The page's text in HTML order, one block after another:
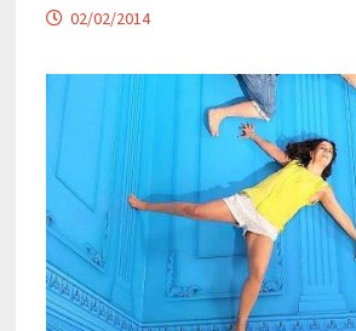
02/02/2014